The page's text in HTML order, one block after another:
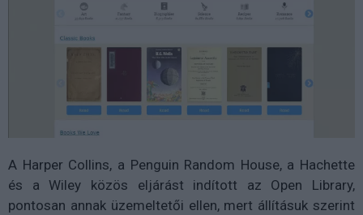
A Harper Collins, a Penguin Random House, a Hachette
és a Wiley közös eljárást indított az Open Library,
pontosan annak üzemeltetői ellen, mert állításuk szerint